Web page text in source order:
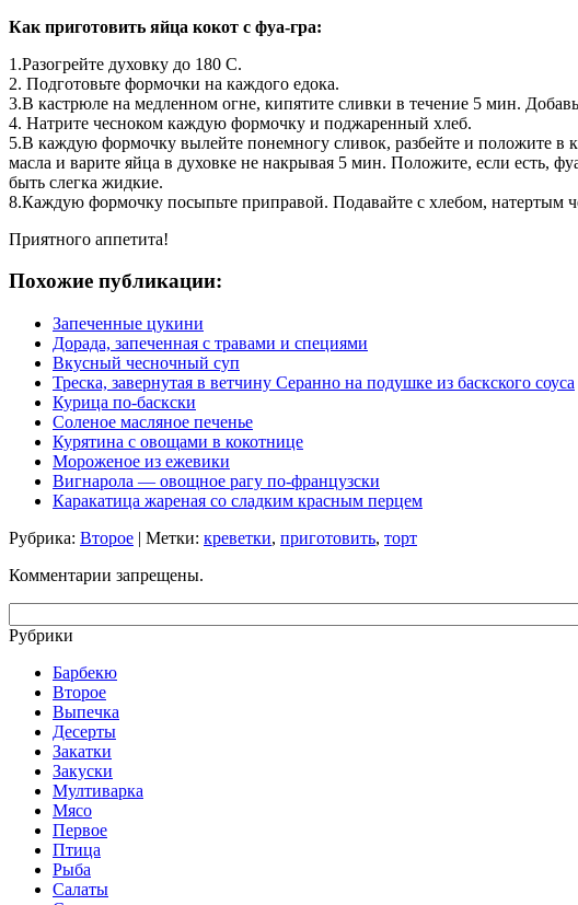
Как приготовить яйца кокот с фуа-гра:
1.Разогрейте духовку до 180 С.
2. Подготовьте формочки на каждого едока.
3.В кастрюле на медленном огне, кипятите сливки в течение 5 мин.
4. Натрите чесноком каждую формочку и поджаренный хлеб.
5.В каждую формочку вылейте понемногу сливок, разбейте и положите в
масла и варите яйца в духовке не накрывая 5 мин. Положите, если есть,
быть слегка жидкие.
8.Каждую формочку посыпьте приправой. Подавайте с хлебом, натертым
Приятного аппетита!
Похожие публикации:
Запеченные цукини
Дорада, запеченная с травами и специями
Вкусный чесночный суп
Треска, завернутая в ветчину Серанно на подушке из баскского соуса
Курица по-баскски
Соленое масляное печенье
Курятина с овощами в кокотнице
Мороженое из ежевики
Вигнарола — овощное рагу по-французски
Каракатица жареная со сладким красным перцем
Рубрика: Второе | Метки: креветки, приготовить, торт
Комментарии запрещены.
Рубрики
Барбекю
Второе
Выпечка
Десерты
Закатки
Закуски
Мултиварка
Мясо
Первое
Птица
Рыба
Салаты